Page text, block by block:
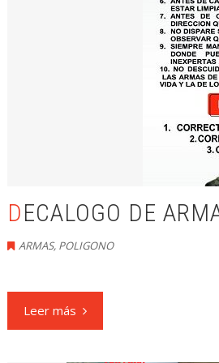
DECALOGO DE
ARMAS, POLIGONO
Leer más